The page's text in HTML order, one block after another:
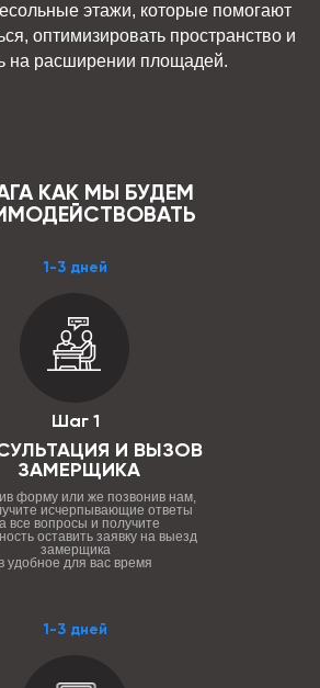
этажи, которые помогают
оптимизировать пространство и
на расширении площадей.
КАК МЫ БУДЕМ
1-3 дней
1-3 дней
Шаг 1
И ВЫЗОВ
ЗАМЕРЩИКА
форму или же позвонив нам,
исчерпывающие ответы
все вопросы и получите
оставить заявку на выезд
замерщика
в удобное для вас время